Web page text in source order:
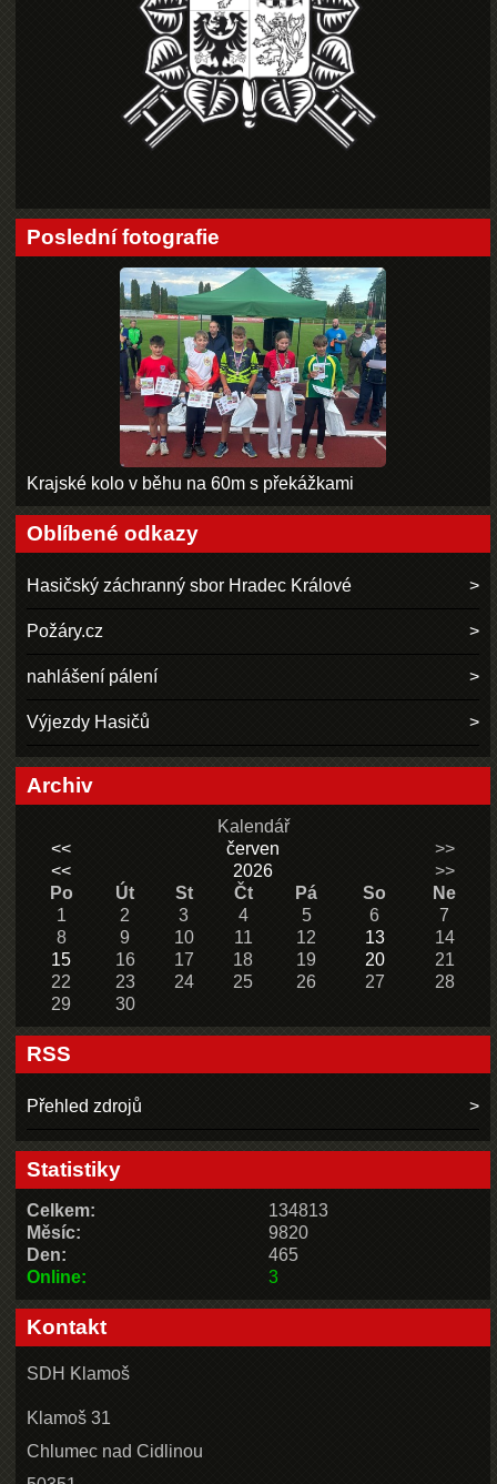
Poslední fotografie
Krajské kolo v běhu na 60m s překážkami
Oblíbené odkazy
Hasičský záchranný sbor Hradec Králové
Požáry.cz
nahlášení pálení
Výjezdy Hasičů
Archiv
Kalendář
<<
červen
>>
<<
2026
>>
Po
Út St Čt Pá So
Ne
1
2 3 4 5 6
7
8
9 10 11 12 13
14
15
16 17 18 19 20
21
22
23 24 25 26 27
28
29
30
RSS
Přehled zdrojů
Statistiky
Online: 3
Celkem:
134813
Měsíc:
9820
Den:
465
Kontakt
SDH Klamoš
Klamoš 31
Chlumec nad Cidlinou